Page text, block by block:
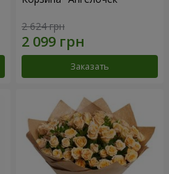
2 624 грн
Заказать